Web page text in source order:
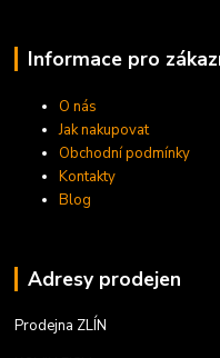
Informace pro
O nás
Jak nakupovat
Obchodní podmínky
Kontakty
Blog
Adresy prodejen
Prodejna ZLÍN